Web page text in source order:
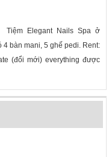
Tiệm Elegant Nails Spa ở
4 bàn mani, 5 ghế pedi. Rent:
(đổi mới) everything được